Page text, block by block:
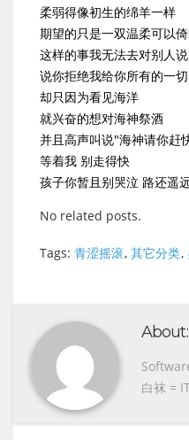
柔弱得像初生的绵羊一样
期望的只是一双温柔可以
这样的事我无法去对别人说
说你拒绝我给你所有的一切
却只因为看见海洋
就兴奋的想对海神祭酒
并且高声叫说"海神请你赶
等着我 别走得快
孩子你暂且别哭泣 路还遥
No related posts.
Tags: 青涩摇滚, 其它分类,
About:
白袜 =